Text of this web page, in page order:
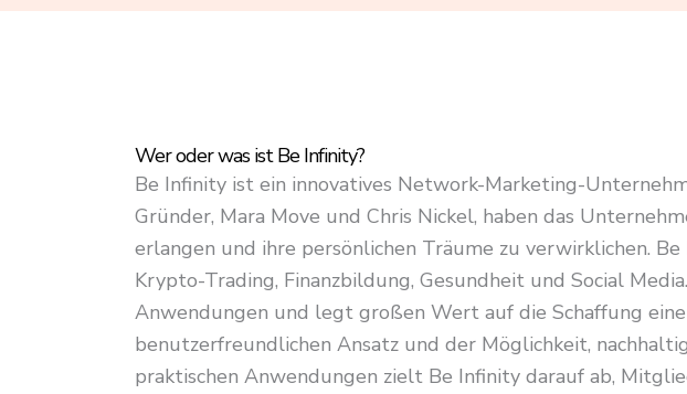
t
o
f
5
Wer oder was ist Be Infinity?
Be Infinity ist ein innovatives Network-Marketing-
Gründer, Mara Move und Chris Nickel, haben das
erlangen und ihre persönlichen Träume zu verwirklichen.
Krypto-Trading, Finanzbildung, Gesundheit und Social
Anwendungen und legt großen Wert auf die Schaffung
benutzerfreundlichen Ansatz und der Möglichkeit,
praktischen Anwendungen zielt Be Infinity darauf ab,